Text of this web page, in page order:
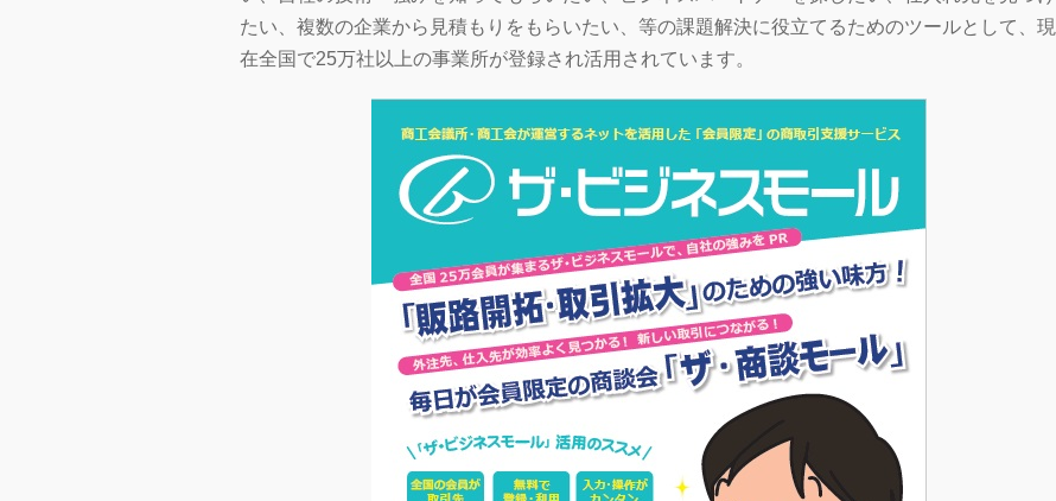
たい、複数の企業から見積もりをもらいたい、等の課題解決に役立てるためのツールとして、現
在全国で25万社以上の事業所が登録され活用されています。